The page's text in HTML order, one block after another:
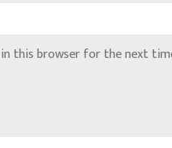
in this browser for the next